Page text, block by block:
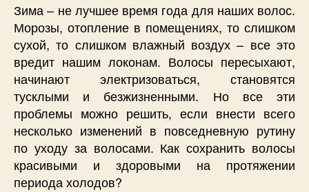
Зима – не лучшее время года для наших волос.
Морозы, отопление в помещениях, то слишком
сухой, то слишком влажный воздух – все это
вредит нашим локонам. Волосы пересыхают,
начинают электризоваться, становятся
тусклыми и безжизненными. Но все эти
проблемы можно решить, если внести всего
несколько изменений в повседневную рутину
по уходу за волосами. Как сохранить волосы
красивыми и здоровыми на протяжении
периода холодов?